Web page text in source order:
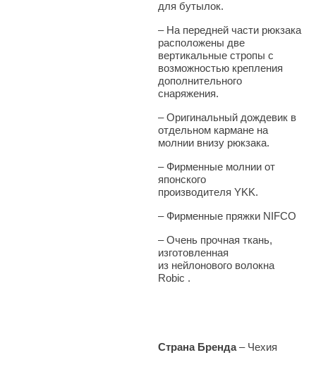
для бутылок.
– На передней части рюкзака
расположены две
вертикальные стропы с
возможностью крепления
дополнительного
снаряжения.
–Оригинальный дождевик в
отдельном кармане на
молнии внизу рюкзака.
– Фирменные молнии от
японского
производителя YKK.
– Фирменные пряжки NIFCO
– Очень прочная ткань,
изготовленная
из нейлонового волокна
Robic .
Страна Бренда– Чехия